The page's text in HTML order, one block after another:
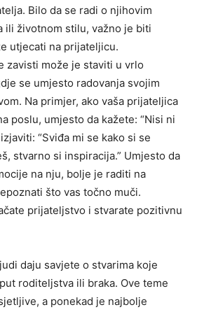
Bilo da se radi o njihovim
ili životnom stilu, važno je biti
utjecati na prijateljicu.
zavisti može je staviti u vrlo
se umjesto radovanja svojim
Na primjer, ako vaša prijateljica
poslu, umjesto da kažete: “Nisi ni
“Sviđa mi se kako si se
stvarno si inspiracija.” Umjesto da
na nju, bolje je raditi na
što vas točno muči.
prijateljstvo i stvarate pozitivnu
daju savjete o stvarima koje
roditeljstva ili braka. Ove teme
a ponekad je najbolje